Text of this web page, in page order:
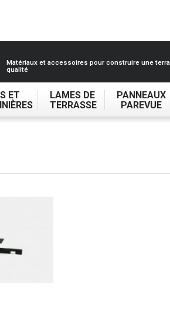
Matériaux et accessoires pour construire une
qualité
ET
LAMES DE
TERRASSE
PANNEAUX
PAREVUE